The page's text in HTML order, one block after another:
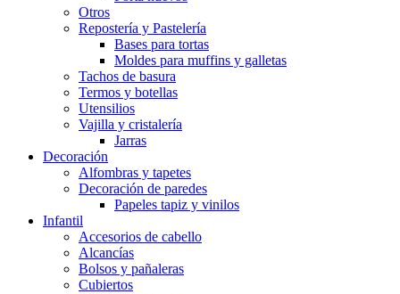
Otros
Repostería y Pastelería
Bases para tortas
Moldes para muffins y galletas
Tachos de basura
Termos y botellas
Utensilios
Vajilla y cristalería
Jarras
Decoración
Alfombras y tapetes
Decoración de paredes
Papeles tapiz y vinilos
Infantil
Accesorios de cabello
Alcancías
Bolsos y pañaleras
Cubiertos